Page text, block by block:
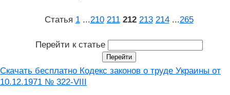
Статья 1 ...210 211 212 213 214 ...265
Перейти к статье
Скачать бесплатно Кодекс законов о труде Украины от
10.12.1971 № 322-VIII